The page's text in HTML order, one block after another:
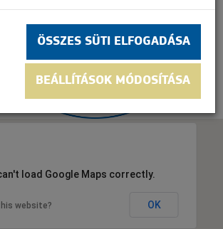
load Google Maps correctly.
website? OK
ÖSSZES SÜTI ELFOGADÁSA
BEÁLLÍTÁSOK MÓDOSÍTÁSA